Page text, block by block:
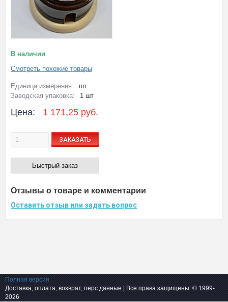
В наличии
Смотреть похожие товары
Единица измерения:
шт
Заводская упаковка:
1 шт
Цена: 1 171,25 руб.
ЗАКАЗАТЬ
Быстрый заказ
Отзывы о товаре и комментарии
Оставить отзыв или задать вопрос
Полная версия
Доставка, оплата, возврат, перс.данные | Все права защищены: © 1999-
2026